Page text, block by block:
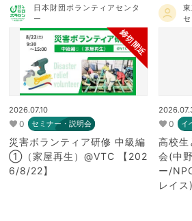
日本財団ボランティアセンタ
ー
締切間近
2026.07.10
0 セミナー・説明会
災害ボランティア研修 中級編
①（家屋再生）@VTC 【202
6/8/22】
0 イ
高校生
会(中
ー/
レイス)